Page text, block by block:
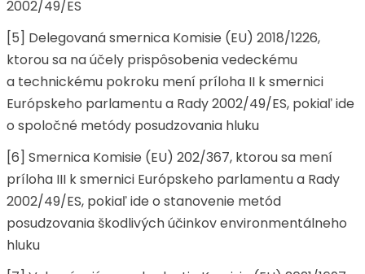
2002/49/ES
[5] Delegovaná smernica Komisie (EU) 2018/1226,
ktorou sa na účely prispôsobenia vedeckému
a technickému pokroku mení príloha II k smernici
Európskeho parlamentu a Rady 2002/49/ES, pokiaľ ide
o spoločné metódy posudzovania hluku
[6] Smernica Komisie (EU) 202/367, ktorou sa mení
príloha III k smernici Európskeho parlamentu a Rady
2002/49/ES, pokiaľ ide o stanovenie metód
posudzovania škodlivých účinkov environmentálneho
hluku